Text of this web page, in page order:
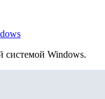
системой Windows.